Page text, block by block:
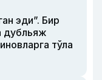
эди”. Бир
дубльяж
тўла